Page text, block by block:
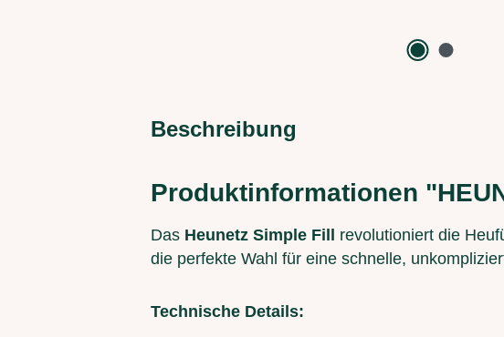
Beschreibung
Produktinformationen
Das Heunetz Simple Fill
revolutioniert die
die perfekte Wahl für eine schnelle,
Technische Details: